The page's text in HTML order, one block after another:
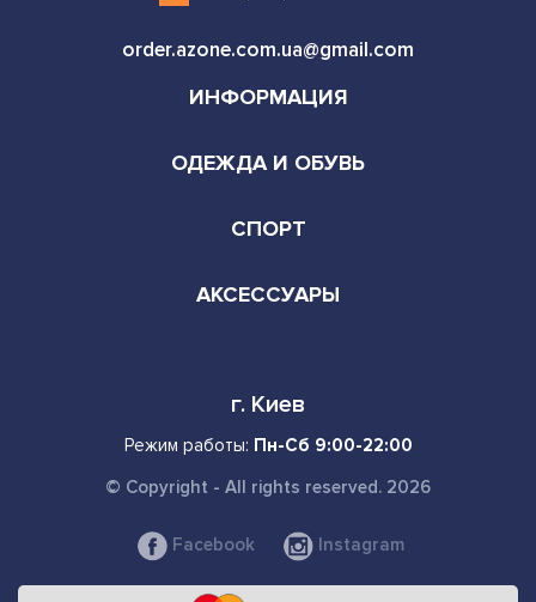
order.azone.com.ua@gmail.com
ИНФОРМАЦИЯ
ОДЕЖДА И ОБУВЬ
СПОРТ
АКСЕССУАРЫ
г. Киев
Режим работы: Пн-Сб 9:00-22:00
© Copyright - All rights reserved. 2026
Facebook Instagram